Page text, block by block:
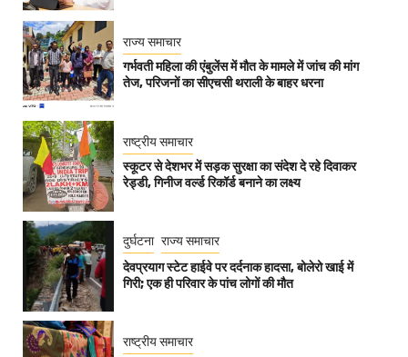
राज्य समाचार
गर्भवती महिला की एंबुलेंस में मौत के मामले में जांच की मांग
तेज, परिजनों का सीएचसी थराली के बाहर धरना
राष्ट्रीय समाचार
स्कूटर से देशभर में सड़क सुरक्षा का संदेश दे रहे दिवाकर
रेड्डी, गिनीज वर्ल्ड रिकॉर्ड बनाने का लक्ष्य
दुर्घटना राज्य समाचार
देवप्रयाग स्टेट हाईवे पर दर्दनाक हादसा, बोलेरो खाई में
गिरी; एक ही परिवार के पांच लोगों की मौत
राष्ट्रीय समाचार